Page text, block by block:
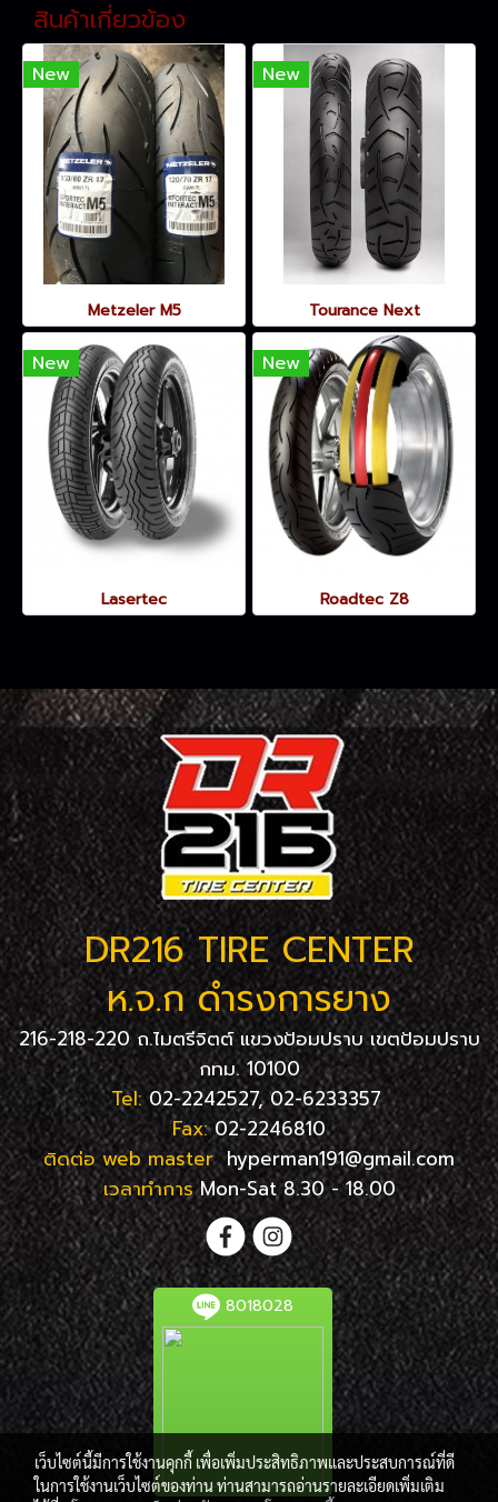
สินค้าเกี่ยวข้อง
New
Metzeler M5
New
Tourance Next
New
Lasertec
New
Roadtec Z8
DR216 TIRE CENTER
ห.จ.ก ดำรงการยาง
216-218-220 ถ.ไมตรีจิตต์ แขวงป้อมปราบ เขตป้อมปราบ
กทม. 10100
Tel:02-2242527, 02-6233357
Fax:02-2246810
ติดต่อ web masterhyperman191@gmail.com
เวลาทำการMon-Sat 8.30 - 18.00
8018028
เว็บไซต์นี้มีการใช้งานคุกกี้ เพื่อเพิ่มประสิทธิภาพและประสบการณ์ที่ดี
ในการใช้งานเว็บไซต์ของท่าน ท่านสามารถอ่านรายละเอียดเพิ่มเติม